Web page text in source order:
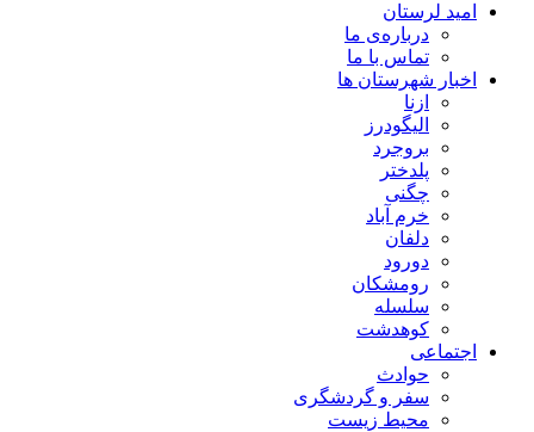
امید لرستان
درباره‌ی ما
تماس با ما
اخبار شهرستان ها
ازنا
الیگودرز
بروجرد
پلدختر
چگنی
خرم آباد
دلفان
دورود
رومشکان
سلسله
کوهدشت
اجتماعی
حوادث
سفر و گردشگری
محیط زیست